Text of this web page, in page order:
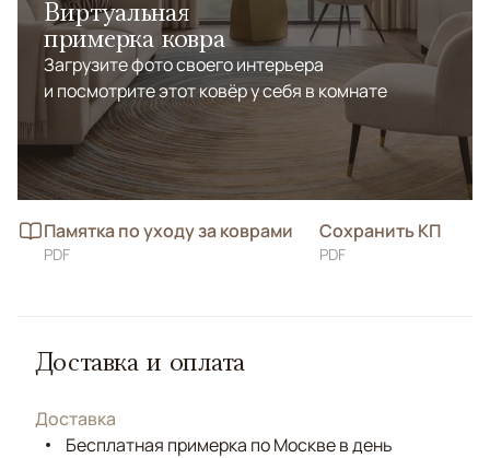
Виртуальная
примерка ковра
Загрузите фото своего интерьера
и посмотрите этот ковёр у себя в комнате
Памятка по уходу за коврами
PDF
Сохранить КП
PDF
Доставка и оплата
Доставка
Бесплатная примерка по Москве в день